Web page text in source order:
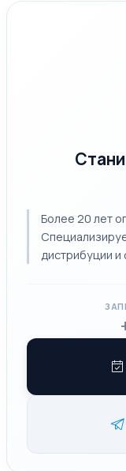
Более 20 лет
дистрибуции и